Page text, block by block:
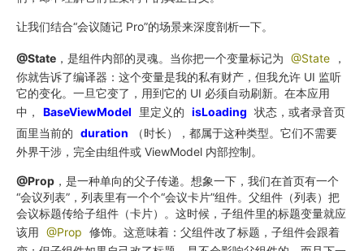
让我们结合“会议随记 Pro”的场景来深度剖析一下。
@State ，是组件内部的灵魂。当你把一个变量标记为 @State
，
你就告诉了编译器：这个变量是我的私有财产，但我允许 UI 监听
它的变化。一旦它变了，用到它的 UI 必须自动刷新。在本应用
中，
BaseViewModel 里定义的 isLoading 状态，或者录音页
面里当前的 duration
（时长），都属于这种类型。它们不需要
外界干涉，完全由组件或 ViewModel 内部控制。
@Prop ，是一种单向的父子传递。想象一下，我们在首页有一个
“会议列表”，列表里有一个个“会议卡片”组件。父组件（列表）把
会议标题传给子组件（卡片）。这时候，子组件里的标题变量就应
该用 @Prop 修饰。这意味着：父组件改了标题，子组件会跟着